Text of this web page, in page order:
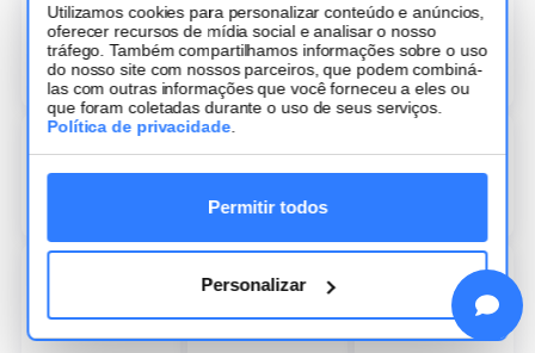
Utilizamos cookies para personalizar conteúdo e anúncios,
oferecer recursos de mídia social e analisar o nosso
tráfego. Também compartilhamos informações sobre o uso
do nosso site com nossos parceiros, que podem combiná-
las com outras informações que você forneceu a eles ou
que foram coletadas durante o uso de seus serviços.
Política de privacidade
Permitir todos
Personalizar